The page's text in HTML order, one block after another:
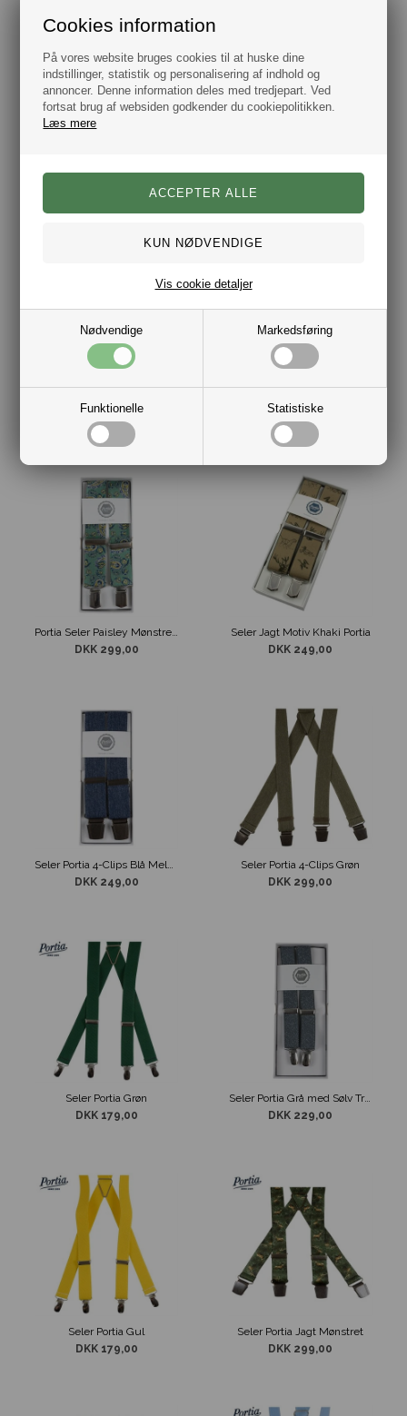
Cookies information
På vores website bruges cookies til at huske dine
indstillinger, statistik og personalisering af indhold og
annoncer. Denne information deles med tredjepart. Ved
fortsat brug af websiden godkender du cookiepolitikken.
Læs mere
Nødvendige Markedsføring
Funktionelle Statistiske
Vis cookie detaljer
DKK 229,00
DKK 249,00
DKK 299,00
Seler Jagt Motiv Khaki Portia
DKK 249,00
Seler Portia 4-Clips Blå Melange
DKK 249,00
Seler Portia 4-Clips Grøn
DKK 299,00
Seler Portia Grøn
DKK 179,00
Seler Portia Grå med Sølv Tråd
DKK 229,00
Seler Portia Gul
DKK 179,00
Seler Portia Jagt Mønstret
DKK 299,00